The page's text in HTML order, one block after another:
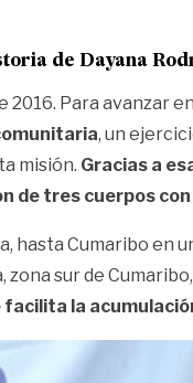
de Dayana
2016. Para avanzar
, un
misión. Gracias a
de tres cuerpos
hasta Cumaribo en
sur de Cumaribo,
la